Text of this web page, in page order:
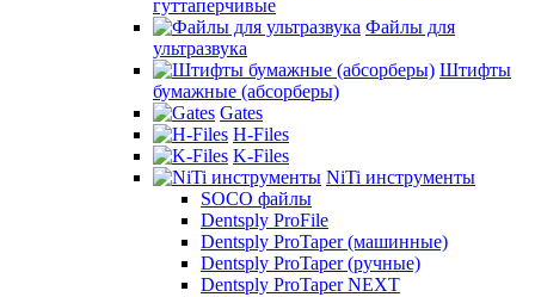
гуттаперчивые
Файлы для
ультразвука
Штифты
бумажные (абсорберы)
Gates
H-Files
K-Files
NiTi инструменты
SOCO файлы
Dentsply ProFile
Dentsply ProTaper (машинные)
Dentsply ProTaper (ручные)
Dentsply ProTaper NEXT